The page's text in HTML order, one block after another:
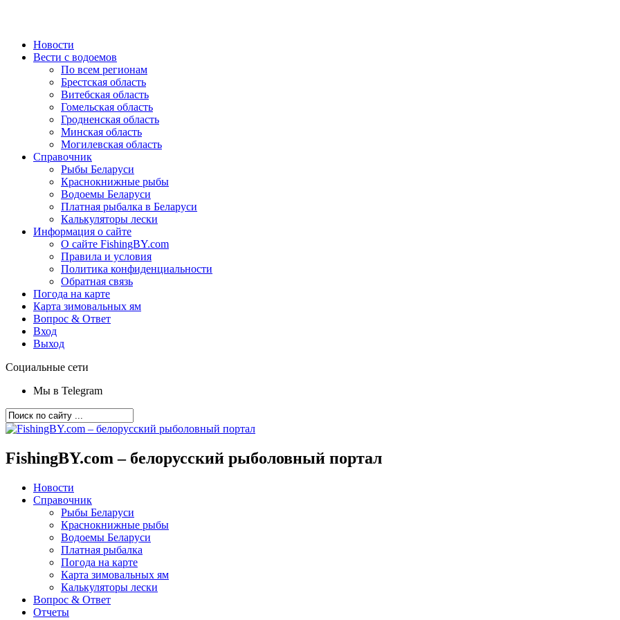
Новости
Вести с водоемов
По всем регионам
Брестская область
Витебская область
Гомельская область
Гродненская область
Минская область
Могилевская область
Справочник
Рыбы Беларуси
Краснокнижные рыбы
Водоемы Беларуси
Платная рыбалка в Беларуси
Калькуляторы лески
Информация о сайте
О сайте FishingBY.com
Правила и условия
Политика конфиденциальности
Обратная связь
Погода на карте
Карта зимовальных ям
Вопрос & Ответ
Вход
Выход
Социальные сети
Мы в Telegram
FishingBY.com – белорусский рыболовный портал
Новости
Справочник
Рыбы Беларуси
Краснокнижные рыбы
Водоемы Беларуси
Платная рыбалка
Погода на карте
Карта зимовальных ям
Калькуляторы лески
Вопрос & Ответ
Отчеты